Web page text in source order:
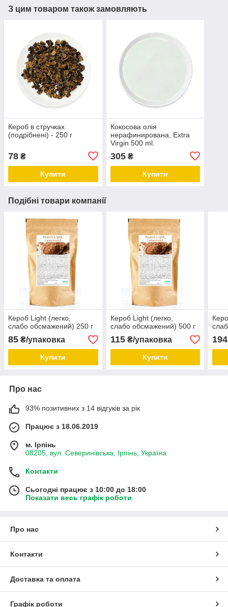
З цим товаром також замовляють
Кероб в стручках
(подрібнені) - 250 г
78 ₴
Купити
Кокосова олія
нерафинирована, Extra
Virgin 500 ml.
305₴
Купити
Подібні товари компанії
Кероб Light (легко,
слабо обсмажений) 250 г
85 ₴/упаковка
Купити
Кероб Light (легко,
слабо обсмажений) 500 г
115₴/упаковка
Купити
194
Про нас
93% позитивних з 14 відгуків за рік
Працює з 18.06.2019
м. Ірпінь
08205, вул. Северинівська, Ірпінь, Україна
Контакти
Сьогодні працює з 10:00 до 18:00
Показати весь графік роботи
Про нас
Контакти
Доставка та оплата
Графік роботи